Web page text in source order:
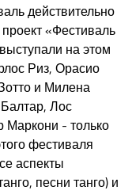
действительно
«Фестиваль
на этом
Риз, Орасио
и Милена
Лос
Маркони - только
фестиваля
аспекты
песни танго) и